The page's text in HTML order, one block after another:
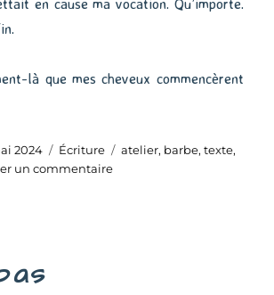
en cause ma vocation. Qu’importe.
là que mes cheveux commencèrent
2024 Catégories
Écriture Étiquettes
atelier, barbe,texte,
un commentairesur